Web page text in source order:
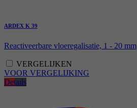
ARDEX K 39
Reactiveerbare vloeregalisatie, 1 - 20 mm
VERGELIJKEN
VOOR VERGELIJKING
Details